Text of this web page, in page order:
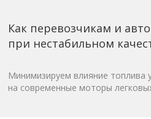
Как перевозчикам и
при нестабильном
Минимизируем влияние топлива
на современные моторы